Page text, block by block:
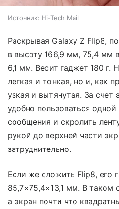
Источник: Hi-Tech Mail
Раскрывая Galaxy Z Flip8,
в высоту 166,9 мм, 75,4 мм
6,1 мм. Весит гаджет 180 г.
легкая и тонкая, но и, как
узкая и вытянутая. За счет
удобно пользоваться
сообщения и скролить
рукой до верхней части
затруднительно.
Если же сложить Flip8, его
85,7×75,4×13,1 мм. В таком
а экран почти что